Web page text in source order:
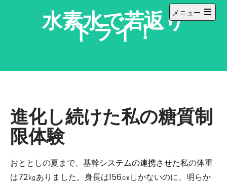
水素水で若返り
トライ！
メニュー
メ
進化し続けた私の糖質制
限体験
おととしの夏まで、 基幹システムの連携させた私の体重
は72㎏ありました。身長は156㎝しかないのに、明らか